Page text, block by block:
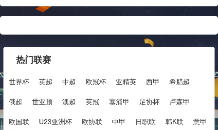
热门联赛
世界杯 英超 中超 欧冠杯 亚精英 西甲 希腊超
俄超 世亚预 澳超 英冠 塞浦甲 足协杯 卢森甲
欧国联 U23亚洲杯 欧协联 中甲 日职联 韩K联 意甲